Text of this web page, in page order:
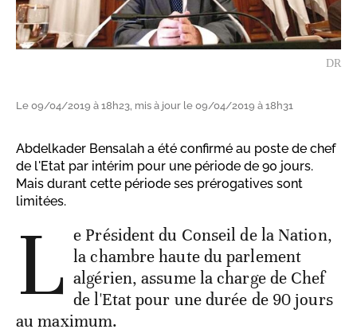
DR
Le 09/04/2019 à 18h23, mis à jour le 09/04/2019 à 18h31
Abdelkader Bensalah a été confirmé au poste de chef
de l'Etat par intérim pour une période de 90 jours.
Mais durant cette période ses prérogatives sont
limitées.
L e Président du Conseil de la Nation,
la chambre haute du parlement
algérien, assume la charge de Chef
de l'Etat pour une durée de 90 jours
au maximum.